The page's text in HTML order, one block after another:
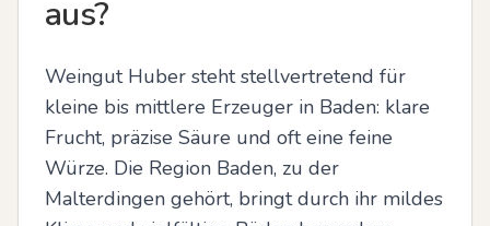
aus?
Weingut Huber steht stellvertretend für
kleine bis mittlere Erzeuger in Baden: klare
Frucht, präzise Säure und oft eine feine
Würze. Die Region Baden, zu der
Malterdingen gehört, bringt durch ihr mildes